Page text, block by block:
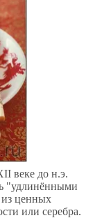
веке до н.э.
"удлинёнными
из ценных
или серебра.